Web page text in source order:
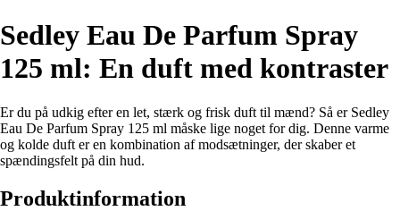
Sedley Eau De Parfum Spray
125 ml: En duft med kontraster
Er du på udkig efter en let, stærk og frisk duft til mænd? Så er Sedley
Eau De Parfum Spray 125 ml måske lige noget for dig. Denne varme
og kolde duft er en kombination af modsætninger, der skaber et
spændingsfelt på din hud.
Produktinformation